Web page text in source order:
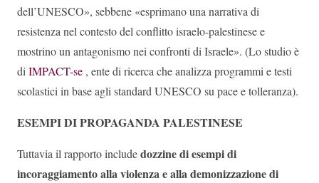
dell’UNESCO», sebbene «esprimano una narrativa di
resistenza nel contesto del conflitto israelo-palestinese e
mostrino un antagonismo nei confronti di Israele». (Lo studio è
diIMPACT-se , ente di ricerca che analizza programmi e testi
scolastici in base agli standard UNESCO su pace e tolleranza).
ESEMPI DI PROPAGANDA PALESTINESE
Tuttavia il rapporto includedozzine di esempi di
incoraggiamento alla violenza e alla demonizzazione di